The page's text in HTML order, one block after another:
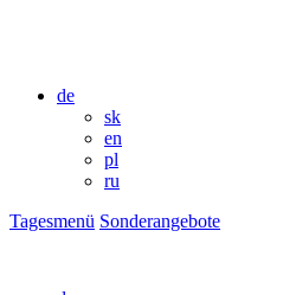
de
sk
en
pl
ru
Tagesmenü Sonderangebote